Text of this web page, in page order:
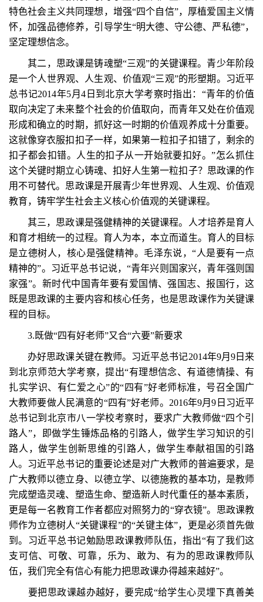
特色社会主义共同理想，增强“四个自信”，厚植爱国主义情
怀，加强品德修养，引导学生“明大德、守公德、严私德”，
坚定理想信念。
其二，思政课是铸魂塑“三观”的关键课程。青少年阶段
是一个人世界观、人生观、价值观“三观”的形塑期。习近平
总书记2014年5月4日到北京大学考察时指出：“青年的价值
取向决定了未来整个社会的价值取向，而青年又处在价值观
形成和确立的时期，抓好这一时期的价值观养成十分重要。
这就像穿衣服扣扣子一样，如果第一粒扣子扣错了，剩余的
扣子都会扣错。人生的扣子从一开始就要扣好。”怎么抓住
这个关键时期立心铸魂、扣好人生第一粒扣子？思政课的作
用不可替代。思政课是开展青少年世界观、人生观、价值观
教育，铸牢学生社会主义核心价值观的关键课程。
其三，思政课是强健精神的关键课程。人才培养是育人
和育才相统一的过程。育人为本，本立而道生。育人的目标
是立德树人，核心是强健精神。毛泽东说，“人是要有一点
精神的”。习近平总书记说，“青年兴则国家兴，青年强则国
家强”。新时代中国青年要有爱国情、强国志、报国行，这
既是思政课的主要内容和核心任务，也是思政课作为关键课
程的目标。
3.既做“四有好老师”又合“六要”新要求
办好思政课关键在教师。习近平总书记2014年9月9日来
到北京师范大学考察，提出“有理想信念、有道德情操、有
扎实学识、有仁爱之心”的“四有”好老师标准，号召全国广
大教师要做人民满意的“四有”好老师。2016年9月9日习近平
总书记到北京市八一学校考察时，要求广大教师做“四个引
路人”，即做学生锤炼品格的引路人，做学生学习知识的引
路人，做学生创新思维的引路人，做学生奉献祖国的引路
人。习近平总书记的重要论述是对广大教师的普遍要求，是
广大教师以德立身、以德立学、以德施教的基本功，是教师
完成塑造灵魂、塑造生命、塑造新人时代重任的基本素质，
更是每一名教育工作者都应对照努力的“穿衣镜”。思政课教
师作为立德树人“关键课程”的“关键主体”，更是必须首先做
到。习近平总书记勉励思政课教师队伍，指出“有了我们这
支可信、可敬、可靠，乐为、敢为、有为的思政课教师队
伍，我们完全有信心有能力把思政课办得越来越好”。
要把思政课越办越好，要完成“给学生心灵埋下真善美